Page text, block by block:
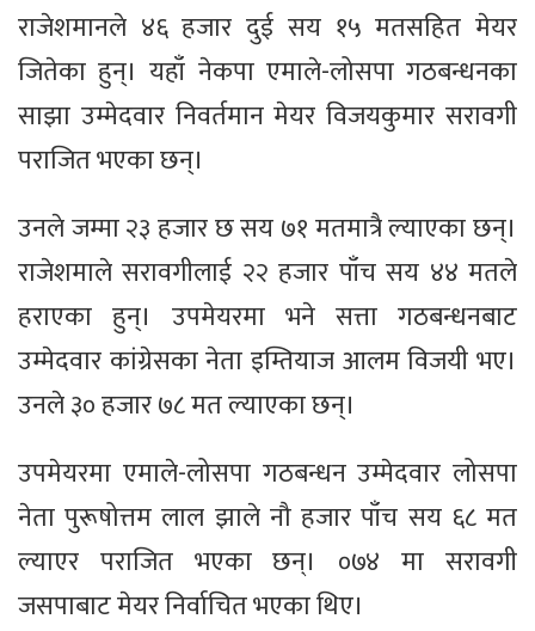
राजेशमानले ४६ हजार दुई सय १५ मतसहित मेयर
जितेका हुन्। यहाँ नेकपा एमाले-लोसपा गठबन्धनका
साझा उम्मेदवार निवर्तमान मेयर विजयकुमार सरावगी
पराजित भएका छन्।
उनले जम्मा २३ हजार छ सय ७१ मतमात्रै ल्याएका छन्।
राजेशमाले सरावगीलाई २२ हजार पाँच सय ४४ मतले
हराएका हुन्। उपमेयरमा भने सत्ता गठबन्धनबाट
उम्मेदवार कांग्रेसका नेता इम्तियाज आलम विजयी भए।
उनले ३० हजार ७८ मत ल्याएका छन्।
उपमेयरमा एमाले-लोसपा गठबन्धन उम्मेदवार लोसपा
नेता पुरूषोत्तम लाल झाले नौ हजार पाँच सय ६८ मत
ल्याएर पराजित भएका छन्। ०७४ मा सरावगी
जसपाबाट मेयर निर्वाचित भएका थिए।